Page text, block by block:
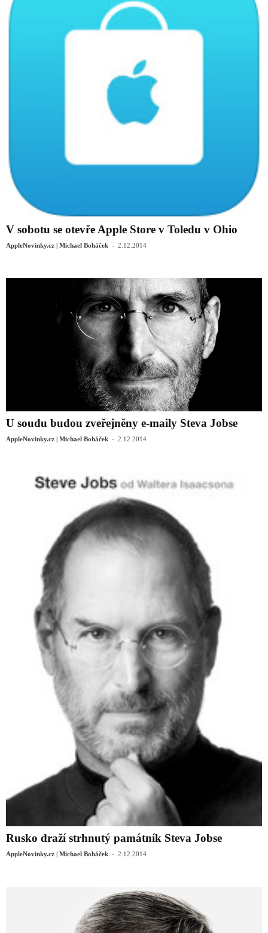
V sobotu se otevře Apple Store v Toledu v Ohio
AppleNovinky.cz | Michael Boháček - 2.12.2014
U soudu budou zveřejněny e-maily Steva Jobse
AppleNovinky.cz | Michael Boháček - 2.12.2014
Rusko draží strhnutý památník Steva Jobse
AppleNovinky.cz | Michael Boháček - 2.12.2014